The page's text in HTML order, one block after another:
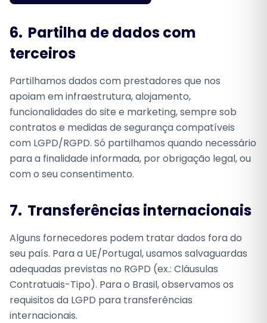
6. Partilha de dados com
terceiros
Partilhamos dados com prestadores que nos
apoiam em infraestrutura, alojamento,
funcionalidades do site e marketing, sempre sob
contratos e medidas de segurança compatíveis
com LGPD/RGPD. Só partilhamos quando necessário
para a finalidade informada, por obrigação legal, ou
com o seu consentimento.
7. Transferências internacionais
Alguns fornecedores podem tratar dados fora do
seu país. Para a UE/Portugal, usamos salvaguardas
adequadas previstas no RGPD (ex.: Cláusulas
Contratuais-Tipo). Para o Brasil, observamos os
requisitos da LGPD para transferências
internacionais.